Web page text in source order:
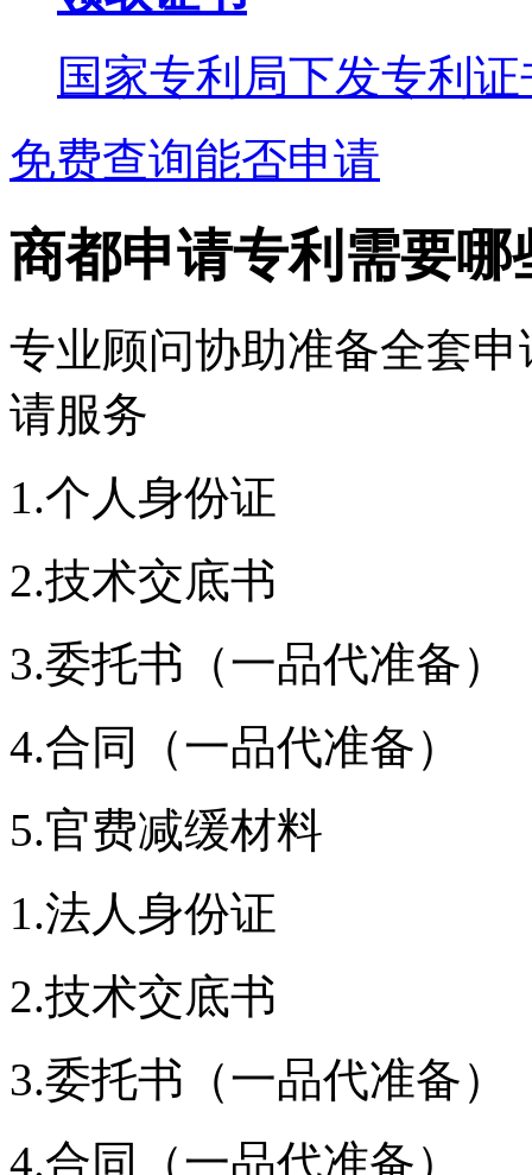
国家专利局下发专利证
免费查询能否申请
商都申请专利需要哪
专业顾问协助准备全套
请服务
1.个人身份证
2.技术交底书
3.委托书（一品代准备）
4.合同（一品代准备）
5.官费减缓材料
1.法人身份证
2.技术交底书
3.委托书（一品代准备）
4.合同（一品代准备）